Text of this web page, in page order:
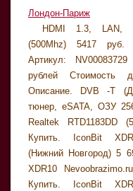
Лондон-Париж
HDMI 1.3, LAN,
(500Mhz) 5417 руб.
Артикул:
рублей Стоимость
Описание. DVB -T
тюнер, eSATA, ОЗУ
Realtek
Купить. IconBit
(Нижний Новгород) 5
XDR10
Купить. IconBit
покупателей,
Первом
двух разных DVB -T
Минимальная
Основные
Медиа-плеер Iconbit
иметь ввиду :
продать Вам
бывшее в
надлежащей таре.
Поддержка HD.
медиарекордере
называть эту модель
совсем правильно. В
Соло-центр
протяжении многих
российского рынка
дома,
элитных...Продажа
фототехники,
товаров. Описания и
Условия доставки и